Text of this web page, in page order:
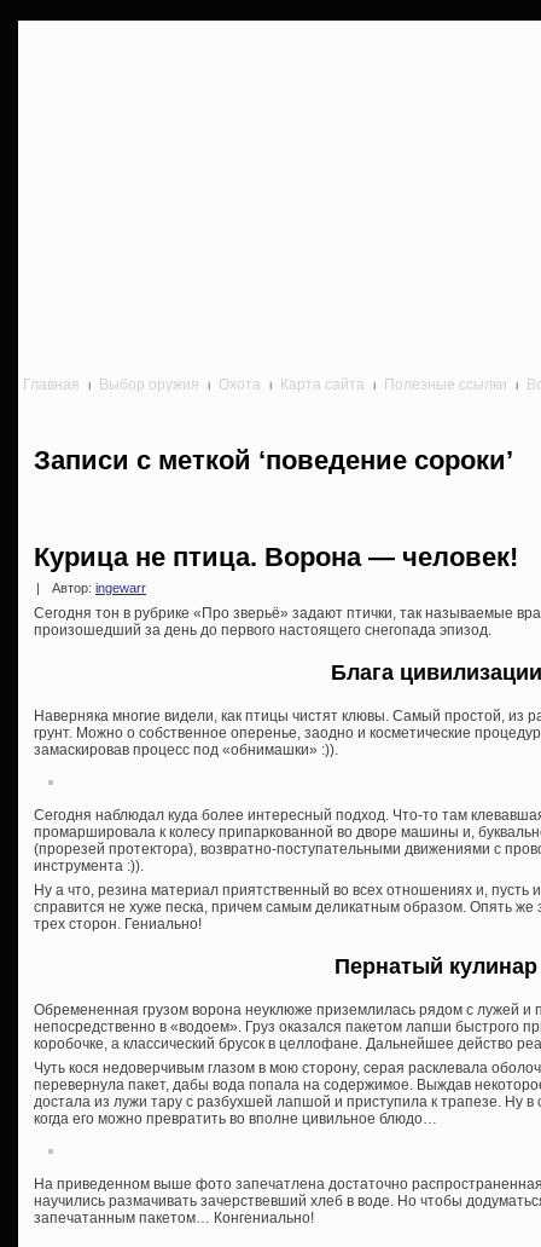
Главная Выбор оружия Охота Карта сайта Полезные ссылки
Записи с меткой ‘поведение сороки’
Курица не птица. Ворона — человек!
Автор: ingewarr
Сегодня тон в рубрике «Про зверьё» задают птички, так называемые
произошедший за день до первого настоящего снегопада эпизод.
Блага цивилизации
Наверняка многие видели, как птицы чистят клювы. Самый простой, из
грунт. Можно о собственное оперенье, заодно и косметические
замаскировав процесс под «обнимашки» :)).
Сегодня наблюдал куда более интересный подход. Что-то там
промаршировала к колесу припаркованной во дворе машины и,
(прорезей протектора), возвратно-поступательными движениями с
инструмента :)).
Ну а что, резина материал приятственный во всех отношениях и, пусть
справится не хуже песка, причем самым деликатным образом. Опять же
трех сторон. Гениально!
Пернатый кулинар
Обремененная грузом ворона неуклюже приземлилась рядом с лужей и
непосредственно в «водоем». Груз оказался пакетом лапши быстрого
коробочке, а классический брусок в целлофане. Дальнейшее действо
Чуть кося недоверчивым глазом в мою сторону, серая расклевала
перевернула пакет, дабы вода попала на содержимое. Выждав
достала из лужи тару с разбухшей лапшой и приступила к трапезе. Ну
когда его можно превратить во вполне цивильное блюдо…
На приведенном выше фото запечатлена достаточно
научились размачивать зачерствевший хлеб в воде. Но чтобы
запечатанным пакетом… Конгениально!